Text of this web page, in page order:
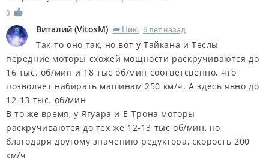
3
Виталий (VitosM) R Ник 6 лет назад
Так-то оно так, но вот у Тайкана и Теслы
передние моторы схожей мощности раскручиваются до
16 тыс. об/мин и 18 тыс об/мин соответсвенно, что
позволяет набирать машинам 250 км/ч. А здесь явно до
12-13 тыс. об/мин
В то же время, у Ягуара и Е-Трона моторы
раскручиваются до тех же 12-13 тыс об/мин, но
благодаря другому значению редуктора, скорость 200
км/ч